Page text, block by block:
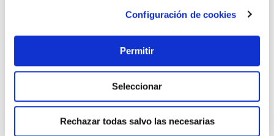
Configuración de cookies
Permitir
Seleccionar
Rechazar todas salvo las necesarias
Valvula sifon goma 30 mm s&m
Saneaplast
8,78 €
Añadir al carrito